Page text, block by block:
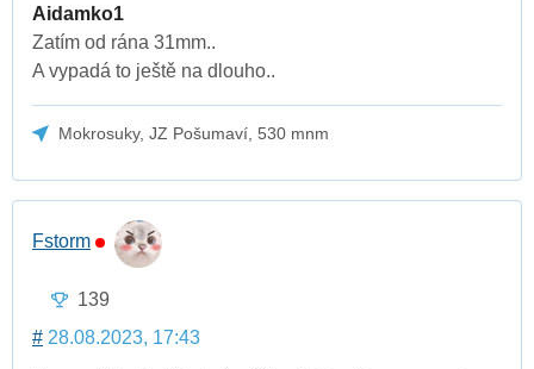
Aidamko1
Zatím od rána 31mm..
A vypadá to ještě na dlouho..
Mokrosuky, JZ Pošumaví, 530 mnm
Fstorm
139
# 28.08.2023, 17:43